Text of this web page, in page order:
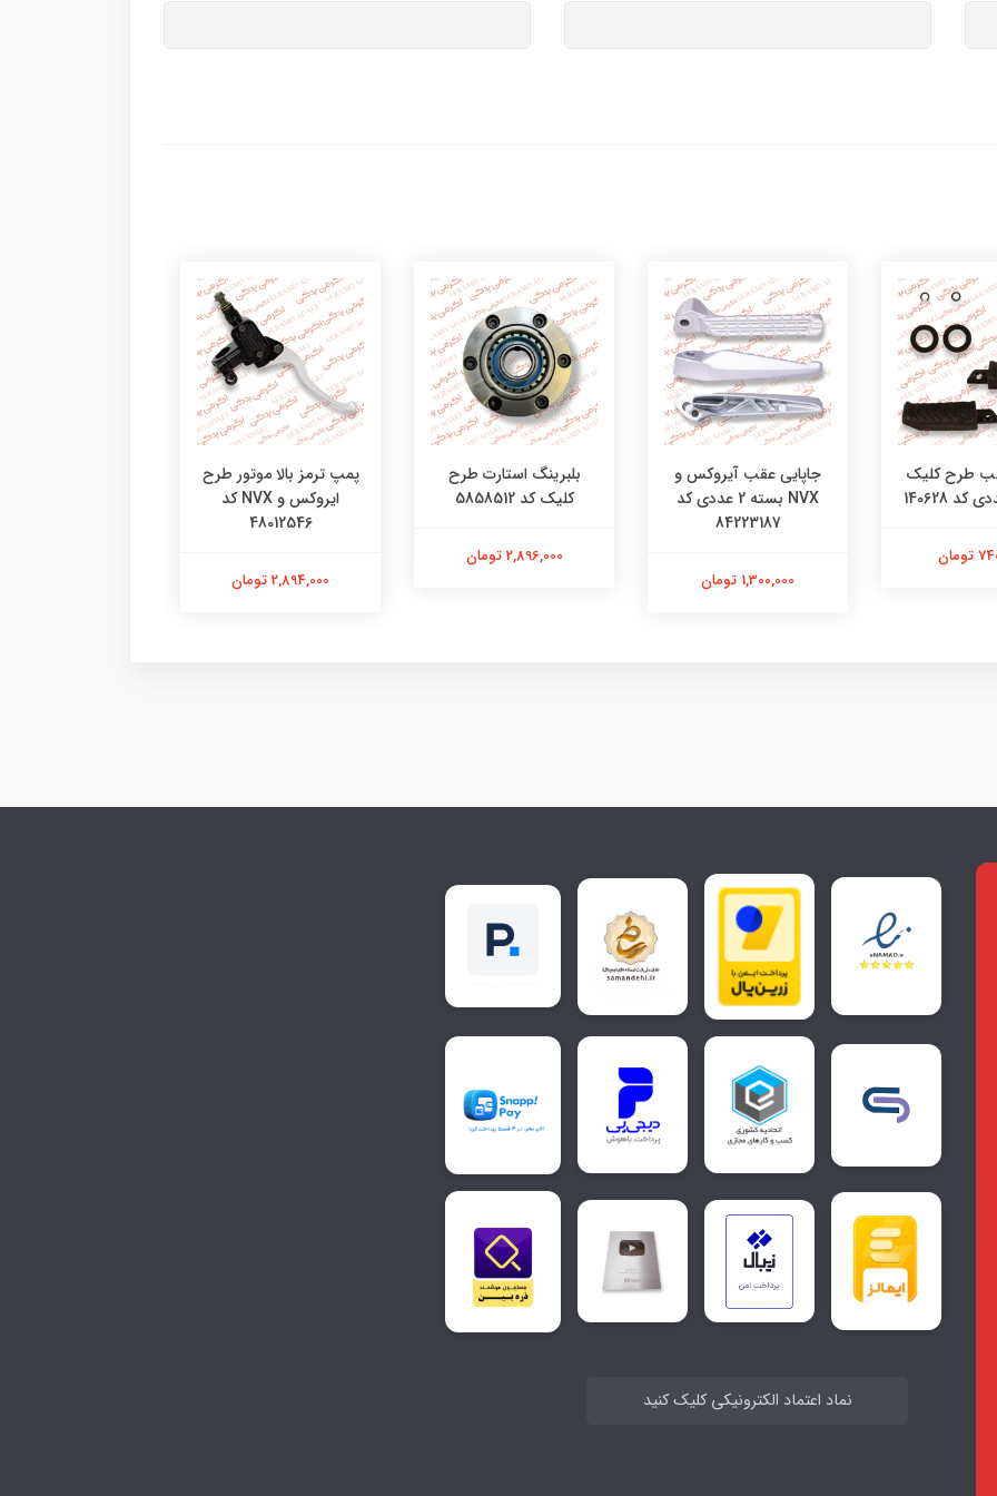
طرح کلیک
جاپایی عقب آیروکس و
NVX بسته 2 عددی کد
84223187
1,300,000 تومان
بلبرینگ استارت طرح
کلیک کد 5858512
2,896,000 تومان
پمپ ترمز بالا موتور طرح
ایروکس و NVX کد
48012546
2,894,000 تومان
نماد اعتماد الکترونیکی کلیک کنید